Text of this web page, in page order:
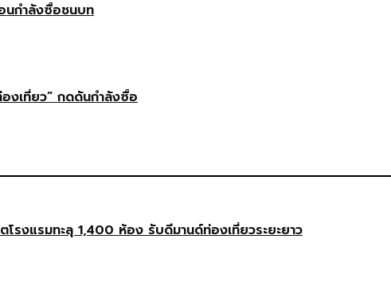
นกำลังซื้อชนบท
งเที่ยว” กดดันกำลังซื้อ
งแรมทะลุ 1,400 ห้อง รับดีมานด์ท่องเที่ยวระยะยาว